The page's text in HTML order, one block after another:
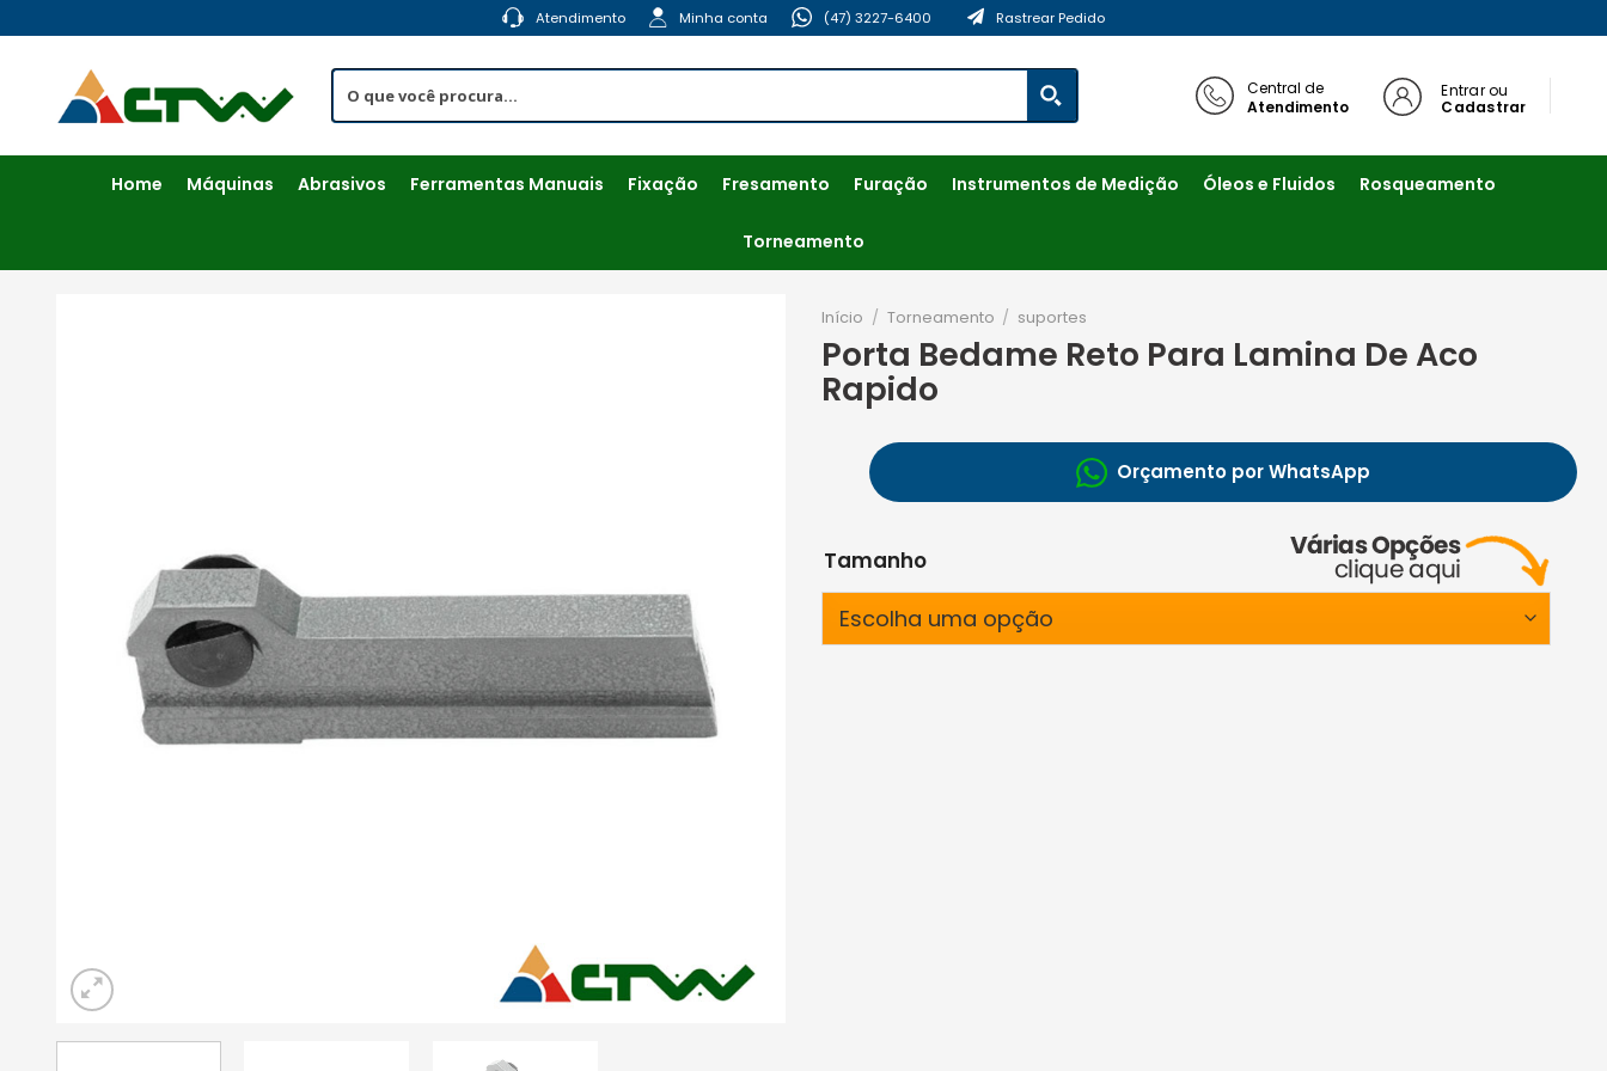
to
Atendimento Minha conta (47) 3227-6400 Rastrear Pedido
Central de
Atendimento
Entrar ou
Cadastrar
Home Máquinas Abrasivos Ferramentas Manuais Fixação Fresamento Furação Instrumentos de Medição Óleos e Fluidos Rosqueamento
Torneamento
Início / Torneamento / suportes
Porta Bedame Reto Para Lamina De Aco
Rapido
Orçamento por WhatsApp
Tamanho